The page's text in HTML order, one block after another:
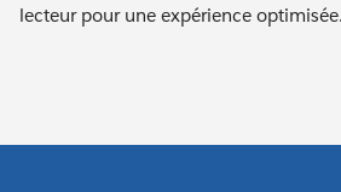
lecteur pour une expérience optimisée.